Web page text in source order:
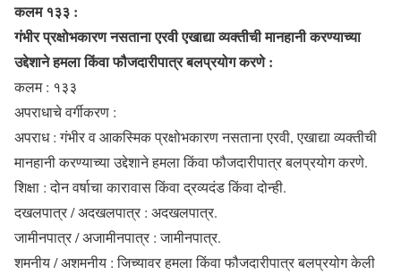
कलम १३३ :
गंभीर प्रक्षोभकारण नसताना एरवी एखाद्या व्यक्तीची मानहानी करण्याच्या
उद्देशाने हमला किंवा फौजदारीपात्र बलप्रयोग करणे :
कलम : १३३
अपराधाचे वर्गीकरण :
अपराध : गंभीर व आकस्मिक प्रक्षोभकारण नसताना एरवी, एखाद्या व्यक्तीची
मानहानी करण्याच्या उद्देशाने हमला किंवा फौजदारीपात्र बलप्रयोग करणे.
शिक्षा : दोन वर्षाचा कारावास किंवा द्रव्यदंड किंवा दोन्ही.
दखलपात्र / अदखलपात्र : अदखलपात्र.
जामीनपात्र / अजामीनपात्र : जामीनपात्र.
शमनीय / अशमनीय : जिच्यावर हमला किंवा फौजदारीपात्र बलप्रयोग केली